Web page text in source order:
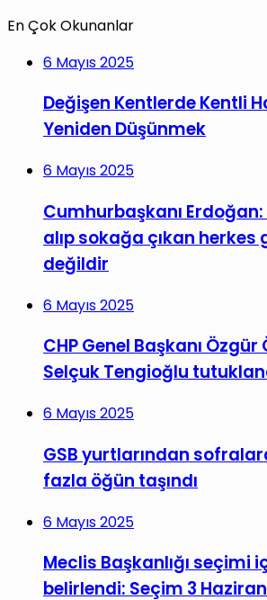
En Çok Okunanlar
6 Mayıs 2025
Değişen Kentlerde Kentli
Yeniden Düşünmek
6 Mayıs 2025
Cumhurbaşkanı
alıp sokağa çıkan herkes
değildir
6 Mayıs 2025
CHP Genel Başkanı Özgür
Selçuk Tengioğlu
6 Mayıs 2025
GSB yurtlarından
fazla öğün taşındı
6 Mayıs 2025
Meclis Başkanlığı seçimi
belirlendi: Seçim 3